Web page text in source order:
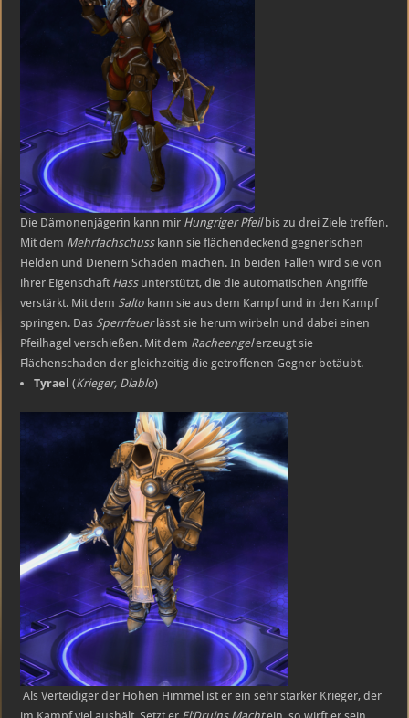
Die Dämonenjägerin kann mir Hungriger Pfeilbis zu drei Ziele treffen.
Mit dem Mehrfachschusskann sie flächendeckend gegnerischen
Helden und Dienern Schaden machen. In beiden Fällen wird sie von
ihrer Eigenschaft Hassunterstützt, die die automatischen Angriffe
verstärkt. Mit dem Salto kann sie aus dem Kampf und in den Kampf
springen. Das Sperrfeuerlässt sie herum wirbeln und dabei einen
Pfeilhagel verschießen. Mit dem Racheengelerzeugt sie
Flächenschaden der gleichzeitig die getroffenen Gegner betäubt.
Tyrael (Krieger, Diablo)
Als Verteidiger der Hohen Himmel ist er ein sehr starker Krieger, der